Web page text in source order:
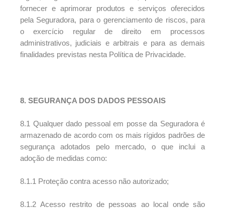
fornecer e aprimorar produtos e serviços oferecidos
pela Seguradora, para o gerenciamento de riscos, para
o exercício regular de direito em processos
administrativos, judiciais e arbitrais e para as demais
finalidades previstas nesta Política de Privacidade.
8. SEGURANÇA DOS DADOS PESSOAIS
8.1 Qualquer dado pessoal em posse da Seguradora é
armazenado de acordo com os mais rígidos padrões de
segurança adotados pelo mercado, o que inclui a
adoção de medidas como:
8.1.1 Proteção contra acesso não autorizado;
8.1.2 Acesso restrito de pessoas ao local onde são